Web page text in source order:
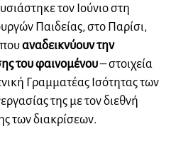
τον Ιούνιο στη
Παιδείας, στο Παρίσι,
αναδεικνύουν την
του φαινομένου– στοιχεία
Γραμματέας Ισότητας των
της με τον διεθνή
των διακρίσεων.